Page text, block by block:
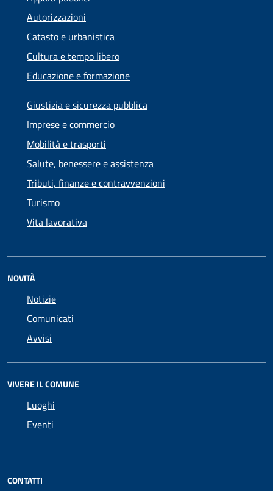
Autorizzazioni
Catasto e urbanistica
Cultura e tempo libero
Educazione e formazione
Giustizia e sicurezza pubblica
Imprese e commercio
Mobilità e trasporti
Salute, benessere e assistenza
Tributi, finanze e contravvenzioni
Turismo
Vita lavorativa
NOVITÀ
Notizie
Comunicati
Avvisi
VIVERE IL COMUNE
Luoghi
Eventi
CONTATTI